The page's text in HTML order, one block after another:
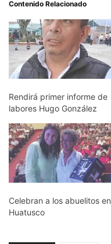
Contenido Relacionado
Rendirá primer informe de
labores Hugo González
Celebran a los abuelitos en
Huatusco